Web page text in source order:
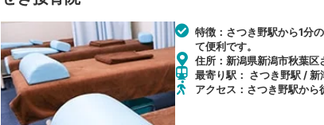
特徴：さつき野駅から1分
て便利です。
住所：新潟県新潟市秋葉
最寄り駅： さつき野駅 / 新
アクセス：さつき野駅から